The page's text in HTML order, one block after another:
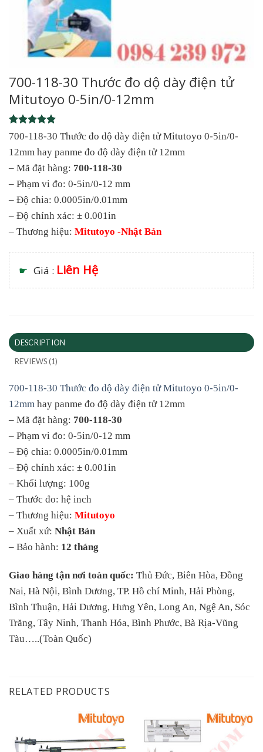
700-118-30 Thước đo dộ dày điện tử
Mitutoyo 0-5in/0-12mm
Rated5
out of 5
based on
1
rating
700-118-30 Thước đo dộ dày điện tử Mitutoyo 0-5in/0-
12mm hay panme đo độ dày điện tử 12mm
– Mã đặt hàng: 700-118-30
– Phạm vi đo: 0-5in/0-12 mm
– Độ chia: 0.0005in/0.01mm
– Độ chính xác: ± 0.001in
– Thương hiệu: Mitutoyo -Nhật Bản
☛ Giá : Liên Hệ
DESCRIPTION
REVIEWS (1)
700-118-30 Thước đo dộ dày điện tử Mitutoyo 0-5in/0-
12mm hay panme đo độ dày điện tử 12mm
– Mã đặt hàng: 700-118-30
– Phạm vi đo: 0-5in/0-12 mm
– Độ chia: 0.0005in/0.01mm
– Độ chính xác: ± 0.001in
– Khối lượng: 100g
– Thước đo: hệ inch
– Thương hiệu: Mitutoyo
– Xuất xứ: Nhật Bản
– Bảo hành: 12 tháng
Giao hàng tận nơi toàn quốc: Thủ Đức, Biên Hòa, Đồng
Nai, Hà Nội, Bình Dương, TP. Hồ chí Minh, Hải Phòng,
Bình Thuận, Hải Dương, Hưng Yên, Long An, Ngệ An, Sóc
Trăng, Tây Ninh, Thanh Hóa, Bình Phước, Bà Rịa-Vũng
Tàu…..(Toàn Quốc)
RELATED PRODUCTS